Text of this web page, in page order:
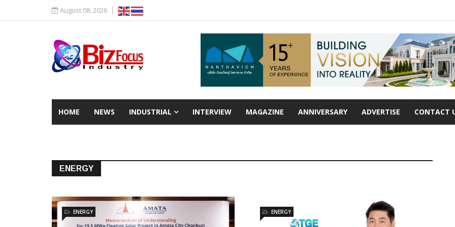
August 08, 2026
HOME NEWS INDUSTRIAL INTERVIEW MAGAZINE ANNIVERSARY ADVERTISE CONTACT
ENERGY
ENERGY ENERGY